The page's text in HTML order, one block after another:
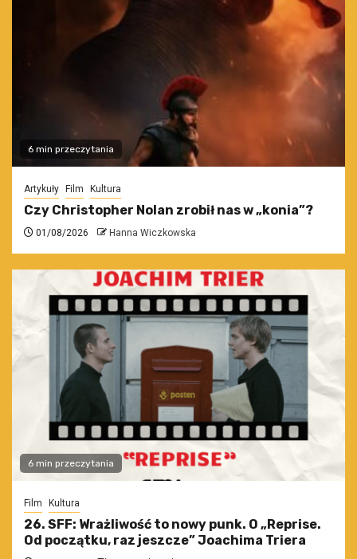
6 min przeczytania
Artykuły Film Kultura
Czy Christopher Nolan zrobił nas w „konia”?
01/08/2026 Hanna Wiczkowska
6 min przeczytania
Film Kultura
26. SFF: Wrażliwość to nowy punk. O „Reprise.
Od początku, raz jeszcze” Joachima Triera